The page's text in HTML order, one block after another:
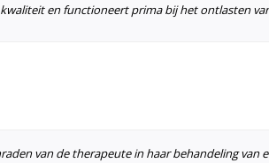
en functioneert prima bij het ontlasten
van de therapeute in haar behandeling van